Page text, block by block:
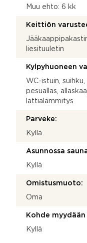
Muu ehto: 6 kk
Keittiön
liesituuletin
Kylpyhuoneen
WC-istuin,
pesuallas,
lattialämmitys
Parveke:
Kyllä
Asunnossa
Kyllä
Omistusmuoto:
Oma
Kohde
Kyllä